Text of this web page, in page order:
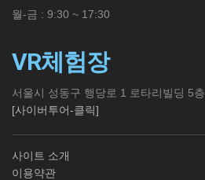
월-금 : 9:30 ~ 17:30
VR체험장
서울시 성동구 행당로 1 로타리빌딩 5층
[사이버투어-클릭]
사이트 소개
이용약관